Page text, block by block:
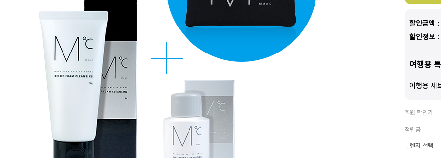
할인금액 :
할인정보 :
여행용
여행용 세
회원 할인가
적립금
클렌저 선택